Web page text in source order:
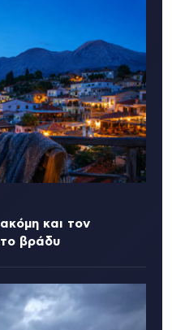
και τον
βράδυ